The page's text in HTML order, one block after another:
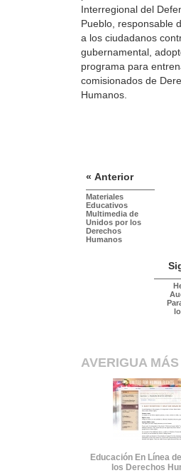
Interregional del
Pueblo, responsable
a los ciudadanos
gubernamental,
programa para
comisionados de
Humanos.
« Anterior
Materiales
Educativos
Multimedia de
Unidos por los
Derechos
Humanos
AVERIGUA MÁS
Educación En Línea
los Derechos